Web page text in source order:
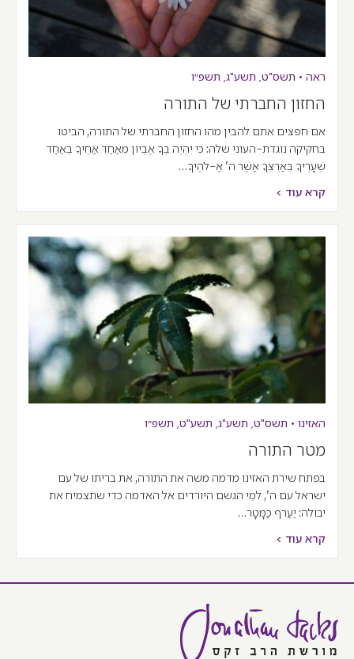
ראה • תשס"ט, תשע"ג, תשפ״ו
החזון החברתי של התורה
אם חפצים אתם להבין מהו החזון החברתי של התורה, הביטו
בחקיקה נוגדת-העוני שלה: כִּי יִהְיֶה בְךָ אֶבְיוֹן מֵאַחַד אַחֶיךָ בְּאַחַד
שְׁעָרֶיךָ בְּאַרְצְךָ אֲשֶׁר ה' אֱ-לֹהֶיךָ…
קרא עוד >
האזינו • תשס"ט, תשע"ג, תשע"ט, תשפ״ו
מטר התורה
בפתח שירת האזינו מדמה משה את התורה, את בריתו של עם
ישראל עם ה', למֵי הגשם היורדים אל האדמה כדי שתצמיח את
יבולה: יַעֲרֹף כַּמָּטָר…
קרא עוד >